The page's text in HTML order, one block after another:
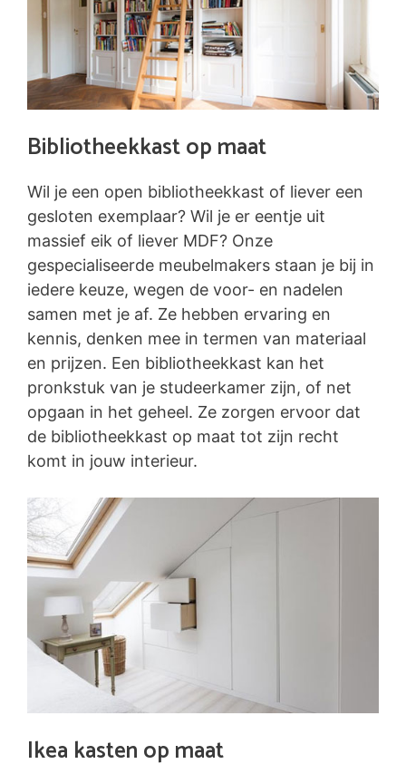
Bibliotheekkast op maat
Wil je een open bibliotheekkast of liever een
gesloten exemplaar? Wil je er eentje uit
massief eik of liever MDF? Onze
gespecialiseerde meubelmakers staan je bij in
iedere keuze, wegen de voor- en nadelen
samen met je af. Ze hebben ervaring en
kennis, denken mee in termen van materiaal
en prijzen. Een bibliotheekkast kan het
pronkstuk van je studeerkamer zijn, of net
opgaan in het geheel. Ze zorgen ervoor dat
de bibliotheekkast op maat tot zijn recht
komt in jouw interieur.
Ikea kasten op maat